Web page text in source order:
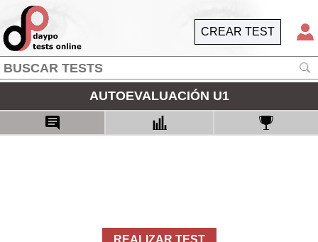
CREAR TEST
AUTOEVALUACIÓN U1